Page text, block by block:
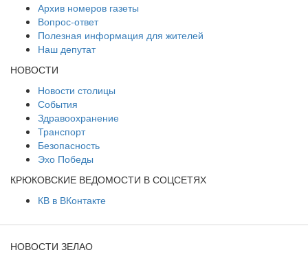
Архив номеров газеты
Вопрос-ответ
Полезная информация для жителей
Наш депутат
НОВОСТИ
Новости столицы
События
Здравоохранение
Транспорт
Безопасность
Эхо Победы
КРЮКОВСКИЕ ВЕДОМОСТИ В СОЦСЕТЯХ
КВ в ВКонтакте
НОВОСТИ ЗЕЛАО